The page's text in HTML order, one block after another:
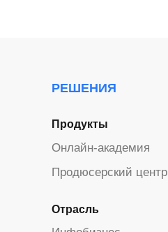
Продукты
Онлайн-академия
Продюсерский центр
Отрасль
РЕШЕНИЯ